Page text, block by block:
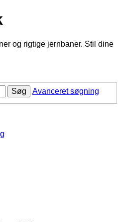
og rigtige jernbaner. Stil dine
Søg Avanceret søgning